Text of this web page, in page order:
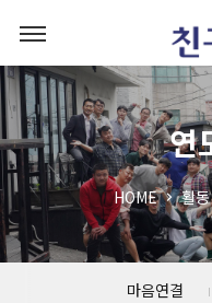
연
HOME 활동
마음연결